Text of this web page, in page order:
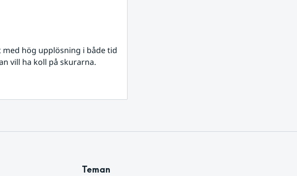
hög upplösning i både tid
vill ha koll på skurarna.
Teman